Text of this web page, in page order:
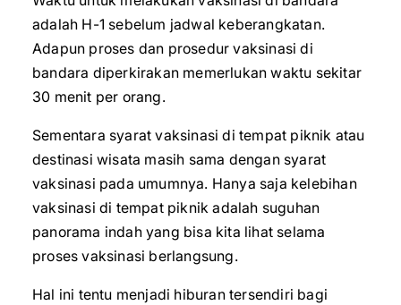
adalah H-1 sebelum jadwal keberangkatan.
Adapun proses dan prosedur vaksinasi di
bandara diperkirakan memerlukan waktu sekitar
30 menit per orang.
Sementara syarat vaksinasi di tempat piknik atau
destinasi wisata masih sama dengan syarat
vaksinasi pada umumnya. Hanya saja kelebihan
vaksinasi di tempat piknik adalah suguhan
panorama indah yang bisa kita lihat selama
proses vaksinasi berlangsung.
Hal ini tentu menjadi hiburan tersendiri bagi